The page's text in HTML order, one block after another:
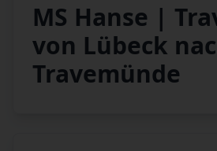
MS Hanse |
von Lübeck
Travemünde